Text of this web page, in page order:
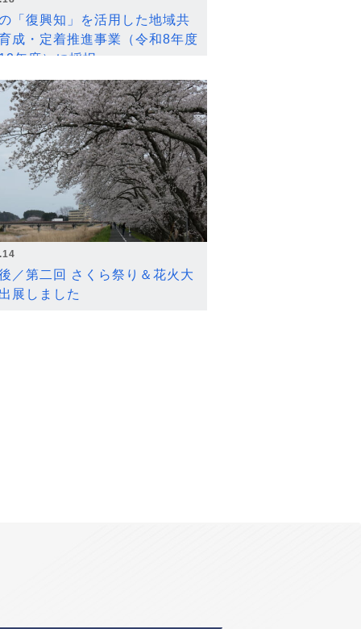
「復興知」を活用した地域共
成・定着推進事業（令和8年度
年度）に採択
／第二回 さくら祭り＆花火大
展しました